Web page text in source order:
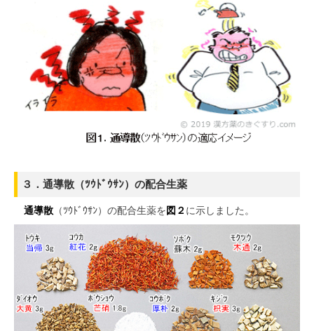
３．通導散（ﾂｳﾄﾞｳｻﾝ）の配合生薬
通導散 （ﾂｳﾄﾞｳｻﾝ）の配合生薬を 図２ に示しました。